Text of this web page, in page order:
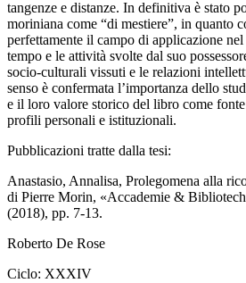
tangenze e distanze. In definitiva è stato
moriniana come “di mestiere”, in quanto
perfettamente il campo di applicazione
tempo e le attività svolte dal suo
socio-culturali vissuti e le relazioni
senso è confermata l’importanza dello
e il loro valore storico del libro come
profili personali e istituzionali.
Pubblicazioni tratte dalla tesi:
Anastasio, Annalisa, Prolegomena alla
di Pierre Morin, «Accademie &
(2018), pp. 7-13.
Roberto De Rose
Ciclo: XXXIV